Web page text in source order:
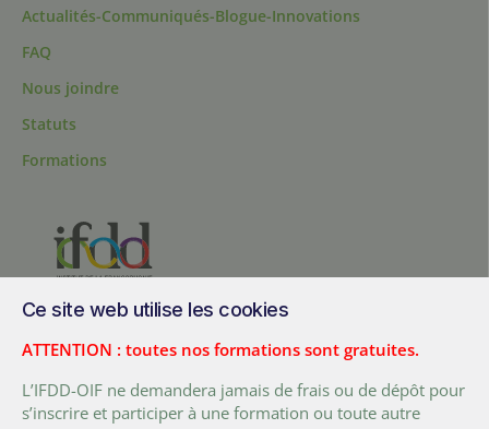
Actualités-Communiqués-Blogue-Innovations
FAQ
Nous joindre
Statuts
Formations
Canada
Tél. :+ (1) 418 692 5727
Fax :+ (1) 418 692 5644
Ce site web utilise les cookies
ATTENTION : toutes nos formations sont gratuites.
L’IFDD-OIF ne demandera jamais de frais ou de dépôt pour
s’inscrire et participer à une formation ou toute autre